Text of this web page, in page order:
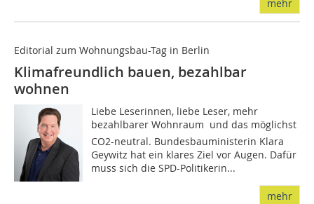
mehr
Editorial zum Wohnungsbau-Tag in Berlin
Klimafreundlich bauen, bezahlbar
wohnen
Liebe Leserinnen, liebe Leser, mehr
bezahlbarer Wohnraum  und das möglichst
CO2-neutral. Bundesbauministerin Klara
Geywitz hat ein klares Ziel vor Augen. Dafür
muss sich die SPD-Politikerin...
mehr